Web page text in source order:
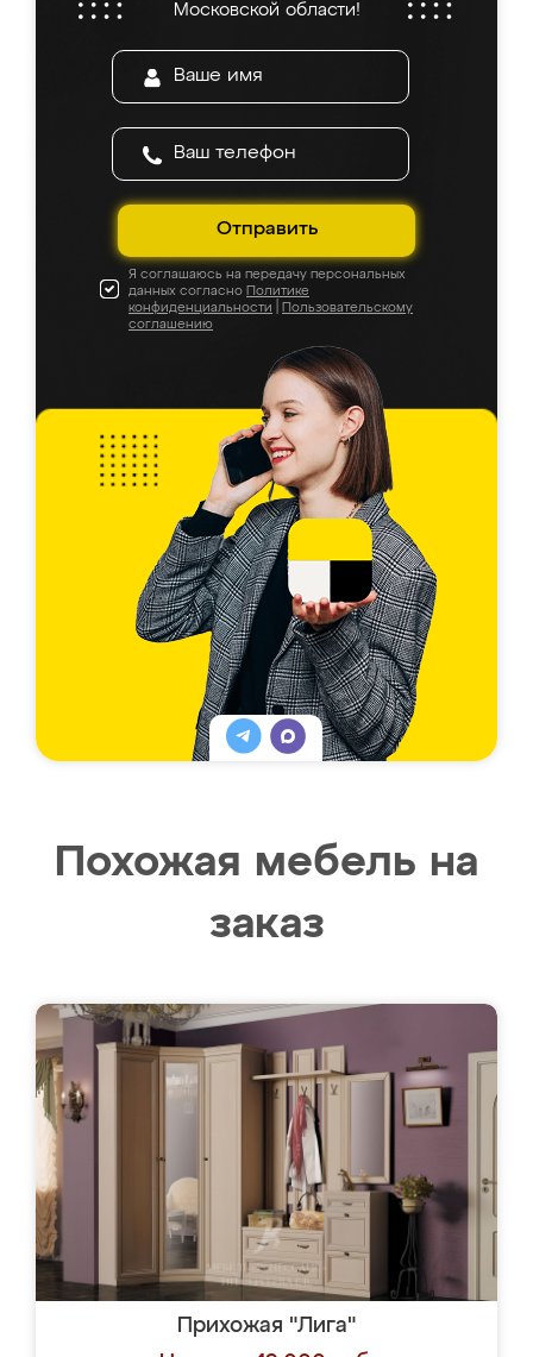
Московской области!
Отправить
Я соглашаюсь на передачу персональных
данных согласно Политике
конфиденциальности
Пользовательскому
соглашению
Похожая мебель на
заказ
Прихожая "Лига"